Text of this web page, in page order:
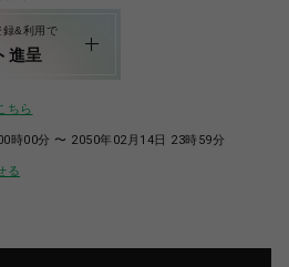
録&利用で
進呈
ちら
時00分 〜 2050年02月14日 23時59分
る